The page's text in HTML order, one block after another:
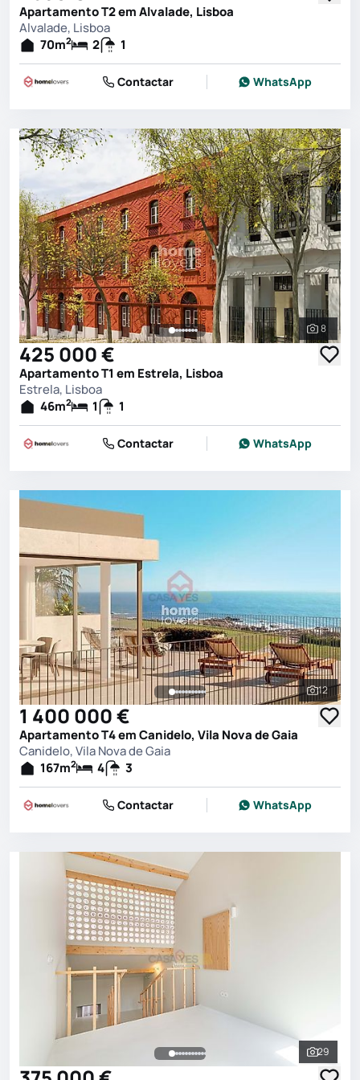
Apartamento T2 em Alvalade, Lisboa
Alvalade, Lisboa
70m2 2 1
Contactar WhatsApp
Ver
8
425 000 €
Apartamento T1 em Estrela, Lisboa
Estrela, Lisboa
46m2 1 1
Contactar WhatsApp
Ver
12
1 400 000 €
Apartamento T4 em Canidelo, Vila Nova de Gaia
Canidelo, Vila Nova de Gaia
167m2 4 3
Contactar WhatsApp
Ver
29